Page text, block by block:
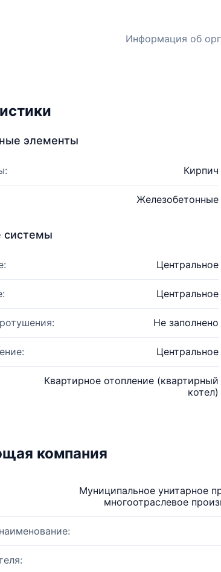
Информация об
элементы
Кирпич
Железобетонные
Центральное
Центральное
Не заполнено
Центральное
Квартирное отопление (квартирный
котел)
компания
Муниципальное унитарное
многоотраслевое